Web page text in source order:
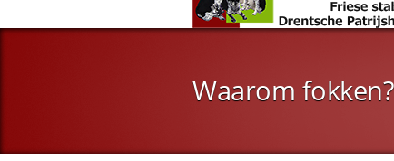
Waarom fokken?